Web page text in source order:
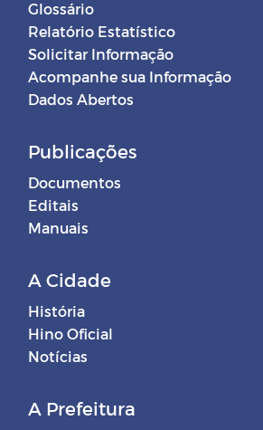
Glossário
Relatório Estatístico
Solicitar Informação
Acompanhe sua Informação
Dados Abertos
Publicações
Documentos
Editais
Manuais
A Cidade
História
Hino Oficial
Notícias
A Prefeitura